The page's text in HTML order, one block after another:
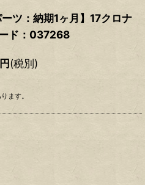
ツ：納期1ヶ月】17クロナ
ド：037268
円(税別)
ます。